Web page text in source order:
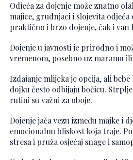
Odjeća za dojenje može znatno
majice, grudnjaci i slojevita odjeća
praktično i brzo dojenje, čak i van
Dojenje u javnosti je prirodno i
vremenom, posebno uz maramu
Izdajanje mlijeka je opcija, ali
dojku često odbijaju bočicu.
rutini su važni za oboje.
Dojenje jača vezu između majke i
emocionalnu bliskost koja traje.
stresa i pruža osjećaj snage i